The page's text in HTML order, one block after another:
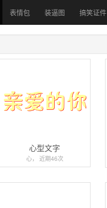
表情包 装逼图 搞笑证件
心型文字
心， 近期46次